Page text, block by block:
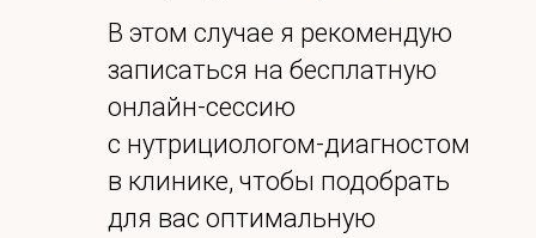
В этом случае я рекомендую
записаться на бесплатную
онлайн-сессию
с нутрициологом-диагностом
в клинике, чтобы подобрать
для вас оптимальную